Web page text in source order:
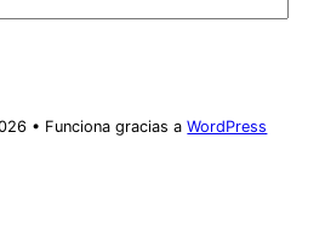
• Funciona gracias aWordPress